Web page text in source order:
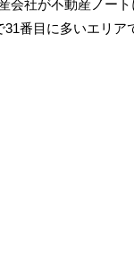
会社が不動産ノー
31番目に多いエリア